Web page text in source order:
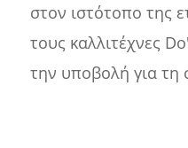
στον ιστότοπο της
τους καλλιτέχνες
την υποβολή για τη